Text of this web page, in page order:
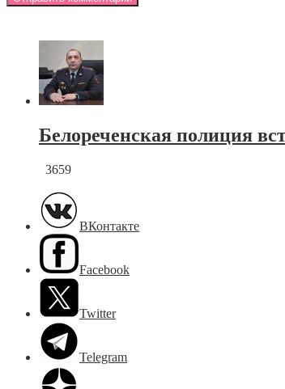
Белореченская полиция
3659
ВКонтакте
Facebook
Twitter
Telegram